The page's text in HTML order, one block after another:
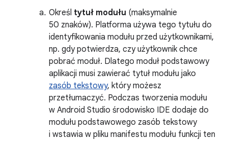
Określ tytuł modułu (maksymalnie
50 znaków). Platforma używa tego tytułu do
identyfikowania modułu przed użytkownikami,
np. gdy potwierdza, czy użytkownik chce
pobrać moduł. Dlatego moduł podstawowy
aplikacji musi zawierać tytuł modułu jako
zasób tekstowy, który możesz
przetłumaczyć. Podczas tworzenia modułu
w Android Studio środowisko IDE dodaje do
modułu podstawowego zasób tekstowy
i wstawia w pliku manifestu modułu funkcji ten